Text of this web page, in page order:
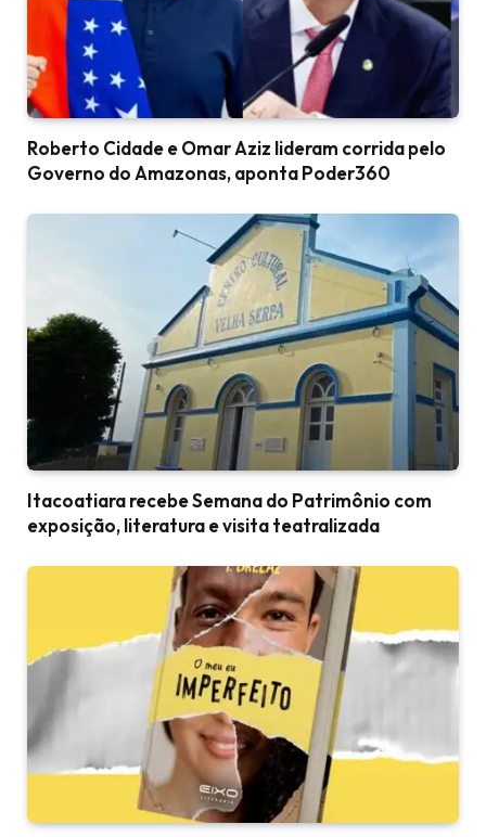
Roberto Cidade e Omar Aziz lideram corrida pelo
Governo do Amazonas, aponta Poder360
Itacoatiara recebe Semana do Patrimônio com
exposição, literatura e visita teatralizada